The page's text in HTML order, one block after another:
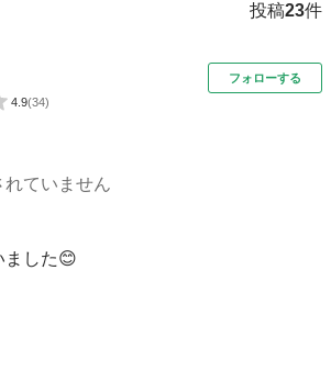
投稿23件
4.9(34)
フォローする
れていません
ました😊